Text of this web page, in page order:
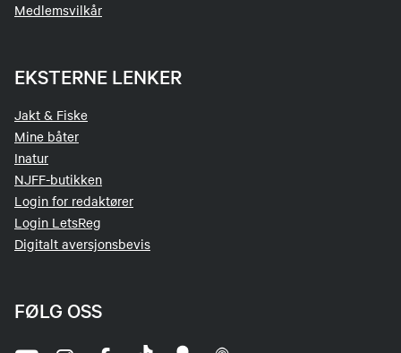
Medlemsvilkår
EKSTERNE LENKER
Jakt & Fiske
Mine båter
Inatur
NJFF-butikken
Login for redaktører
Login LetsReg
Digitalt aversjonsbevis
FØLG OSS